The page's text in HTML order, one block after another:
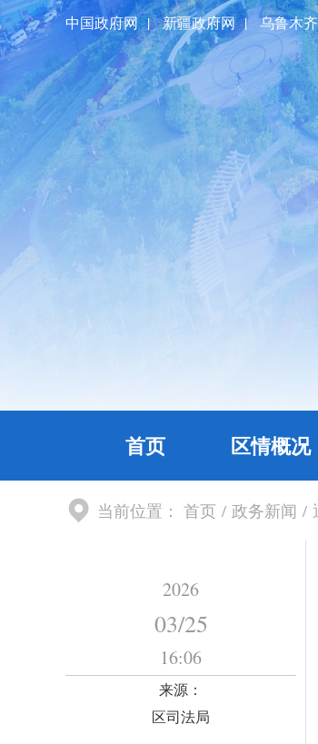
中国政府网 | 新疆政府网 | 乌鲁木
首页 区情概况
首页 区情
当前位置： 首页 / 政务新闻 /
2026
03/25
16:06
来源：
区司法局